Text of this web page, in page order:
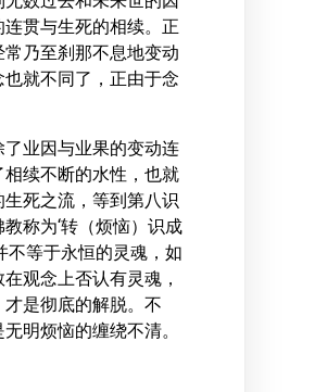
贯与生死的相续。正
乃至刹那不息地变动
就不同了，正由于念
业因与业果的变动连
续不断的水性，也就
死之流，等到第八识
称为‘转（烦恼）识成
不等于永恒的灵魂，如
观念上否认有灵魂，
是彻底的解脱。不
明烦恼的缠绕不清。